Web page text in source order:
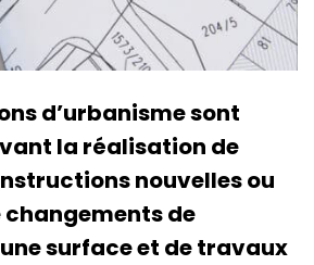
d’urbanisme sont
la réalisation de
nouvelles ou
de
surface et de travaux